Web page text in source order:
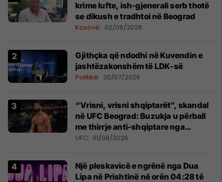
krime lufte, ish-gjenerali serb thotë
se dikush e tradhtoi në Beograd
Kosovë 02/08/2026
Gjithçka që ndodhi në Kuvendin e
jashtëzakonshëm të LDK-së
Politikë 30/07/2026
“Vrisni, vrisni shqiptarët”, skandal
në UFC Beograd: Buzukja u përball
me thirrje anti-shqiptare nga
tribunat
UFC 01/08/2026
Një pleskavicë e ngrënë nga Dua
Lipa në Prishtinë në orën 04:28 të